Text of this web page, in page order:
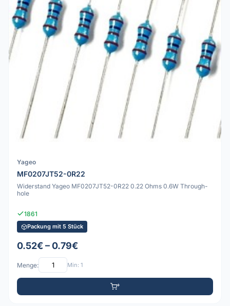
Yageo
MF0207JT52-0R22
Widerstand Yageo MF0207JT52-0R22 0.22 Ohms 0.6W Through-
hole
1861
Packung mit 5 Stück
0.52€ – 0.79€
Menge: Min: 1